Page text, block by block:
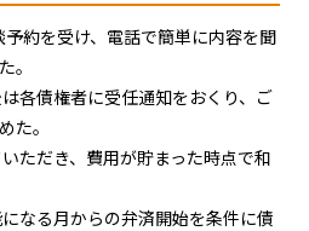
約を受け、電話で簡単に内容を聞
。
各債権者に受任通知をおくり、ご
た。
ただき、費用が貯まった時点で和
なる月からの弁済開始を条件に債